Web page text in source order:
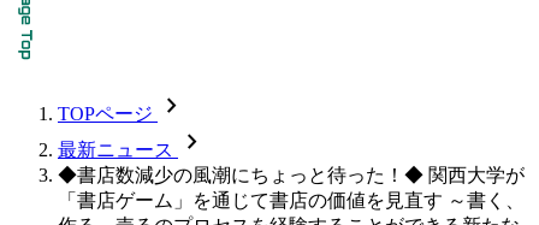
TOPページ chevron_forward
最新ニュース chevron_forward
◆書店数減少の風潮にちょっと待った！◆ 関西大学が
「書店ゲーム」を通じて書店の価値を見直す ～書く、